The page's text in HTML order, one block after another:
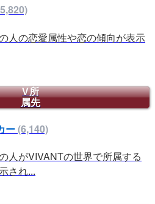
人の恋愛属性や恋の傾向が表示
V所
属先
ー(6,140)
人がVIVANTの世界で所属する
され...